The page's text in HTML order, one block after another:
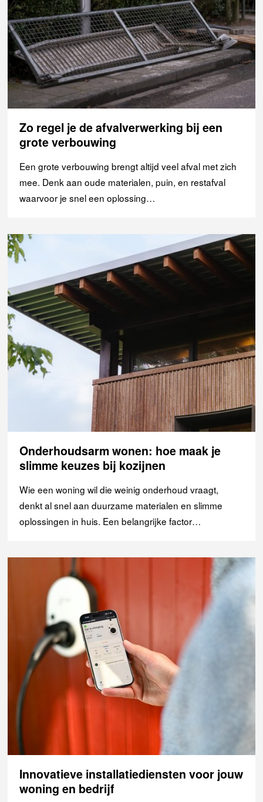
Zo regel je de afvalverwerking bij een
grote verbouwing
Een grote verbouwing brengt altijd veel afval met zich
mee. Denk aan oude materialen, puin, en restafval
waarvoor je snel een oplossing…
Onderhoudsarm wonen: hoe maak je
slimme keuzes bij kozijnen
Wie een woning wil die weinig onderhoud vraagt,
denkt al snel aan duurzame materialen en slimme
oplossingen in huis. Een belangrijke factor…
Innovatieve installatiediensten voor jouw
woning en bedrijf